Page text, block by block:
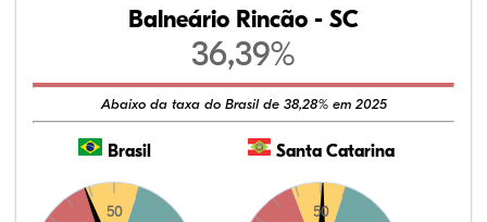
Balneário Rincão - SC
36,39%
Abaixo da taxa do Brasil de 38,28% em 2025
Brasil
50
Santa Catarina
50